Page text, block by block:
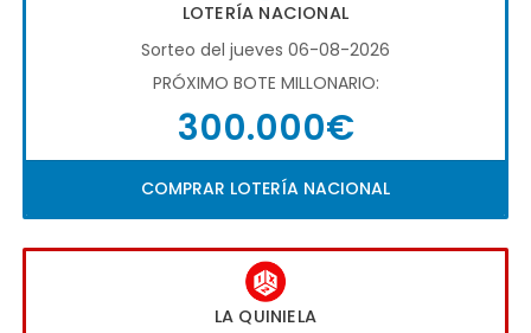
LOTERÍA NACIONAL
Sorteo del jueves 06-08-2026
PRÓXIMO BOTE MILLONARIO:
300.000€
COMPRAR LOTERÍA NACIONAL
LA QUINIELA